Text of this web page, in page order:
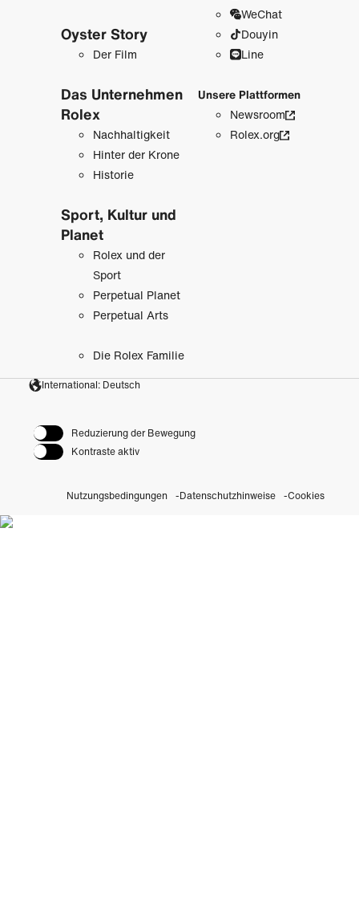
Oyster Story
Der Film
Das Unternehmen
Rolex
Nachhaltigkeit
Hinter der Krone
Historie
Sport, Kultur und
Planet
Rolex und der
Sport
Perpetual Planet
Perpetual Arts
Die Rolex Familie
WeChat
Douyin
Line
Unsere Plattformen
Newsroom
Rolex.org
International: Deutsch
Reduzierung der Bewegung
Kontraste aktiv
Nutzungsbedingungen Datenschutzhinweise Cookies